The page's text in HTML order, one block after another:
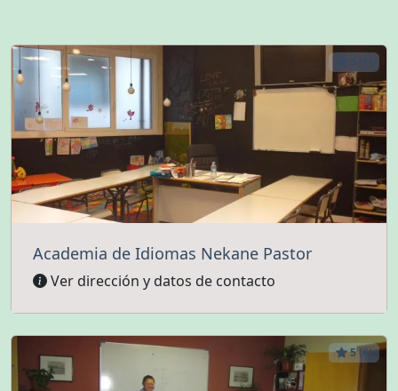
Academia de Idiomas Nekane Pastor
Ver dirección y datos de contacto
5 (6)